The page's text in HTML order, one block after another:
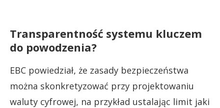
Transparentność systemu kluczem
do powodzenia?
EBC powiedział, że zasady bezpieczeństwa
można skonkretyzować przy projektowaniu
waluty cyfrowej, na przykład ustalając limit jaki